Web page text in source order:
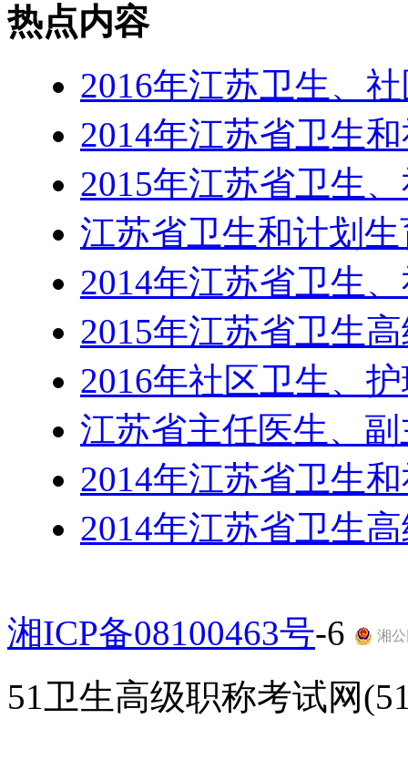
热点内容
2016年江苏卫生、
2014年江苏省卫生
2015年江苏省卫生
江苏省卫生和计划
2014年江苏省卫生
2015年江苏省卫生
2016年社区卫生、
江苏省主任医生、
2014年江苏省卫生
2014年江苏省卫生
湘ICP备08100463号-6 湘公
51卫生高级职称考试网